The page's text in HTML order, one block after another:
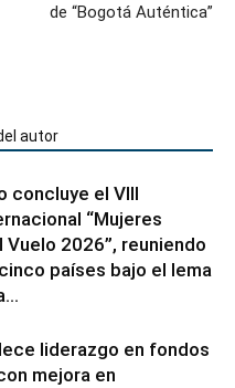
de “Bogotá Auténtica”
autor
concluye el VIII
“Mujeres
Vuelo 2026”, reuniendo
países bajo el lema
liderazgo en fondos
mejora en